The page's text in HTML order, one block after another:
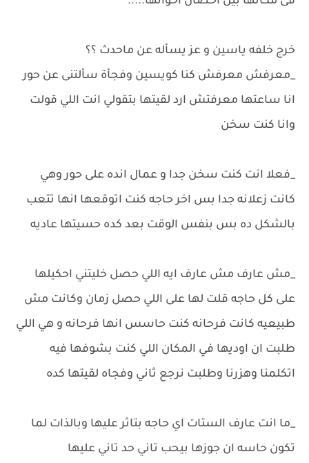
خرج خلفه ياسين و عز يسأله عن ماحدث ؟؟
_معرفش معرفش كنا كويسين وفجأة سألتنى عن حور
انا ساعتها معرفتش ارد لقيتها بتقولي انت اللي قولت
وانا كنت سخن
_فعلا انت كنت سخن جدا و عمال انده على حور وهي
كانت زعلانه جدا بس اخر حاجه كنت اتوقعها انها تتعب
بالشكل ده بس بنفس الوقت بعد كده حسيتها عاديه
_مش عارف مش عارف ايه اللي حصل خليتني احكيلها
على كل حاجه قلت لها على اللي حصل زمان وكانت مش
طبيعيه كانت فرحانه كنت حاسس انها فرحانه و هي اللي
طلبت ان اوديها في المكان اللي كنت بشوفها فيه
اتكلمنا وهزرنا وطلبت نرجع ثاني وفجاه لقيتها كده
_ما انت عارف الستات اي حاجه بتاثر عليها وبالذات لما
تكون حاسه ان جوزها بيحب تاني حد تاني عليها